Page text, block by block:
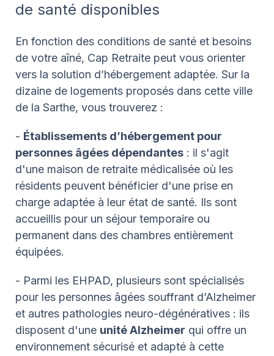
de santé disponibles
En fonction des conditions de santé et besoins
de votre aîné, Cap Retraite peut vous orienter
vers la solution d’hébergement adaptée. Sur la
dizaine de logements proposés dans cette ville
de la Sarthe, vous trouverez :
- Établissements d’hébergement pour
personnes âgées dépendantes : il s'agit
d'une maison de retraite médicalisée où les
résidents peuvent bénéficier d'une prise en
charge adaptée à leur état de santé. Ils sont
accueillis pour un séjour temporaire ou
permanent dans des chambres entièrement
équipées.
- Parmi les EHPAD, plusieurs sont spécialisés
pour les personnes âgées souffrant d’Alzheimer
et autres pathologies neuro-dégénératives : ils
disposent d'une unité Alzheimer qui offre un
environnement sécurisé et adapté à cette